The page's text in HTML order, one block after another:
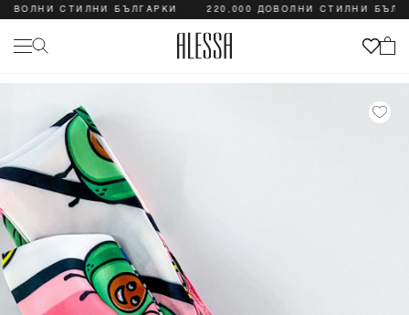
СТИЛНИ БЪЛГАРКИ 220,000 ДОВОЛНИ СТИЛНИ